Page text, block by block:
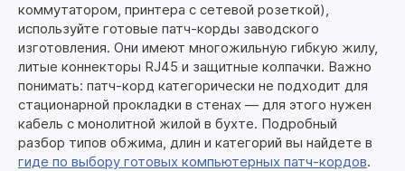
коммутатором, принтера с сетевой розеткой),
используйте готовые патч-корды заводского
изготовления. Они имеют многожильную гибкую жилу,
литые коннекторы RJ45 и защитные колпачки. Важно
понимать: патч-корд категорически не подходит для
стационарной прокладки в стенах — для этого нужен
кабель с монолитной жилой в бухте. Подробный
разбор типов обжима, длин и категорий вы найдете в
гиде по выбору готовых компьютерных патч-кордов.